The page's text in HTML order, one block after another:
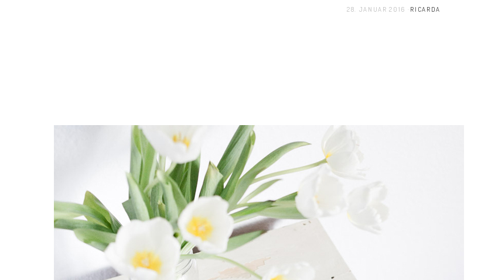
28. JANUAR 2016 RICARDA